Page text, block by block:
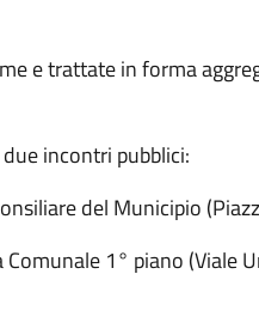
e trattate in forma
incontri pubblici:
del Municipio
1° piano (Viale